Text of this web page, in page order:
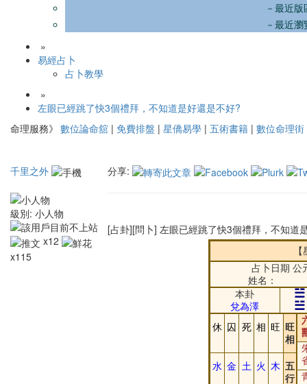
－最近版
－最近瀏
»
易經占卜
占卜教學
»
左眼已經跳了快3個禮拜，不知道是好還是不好?
命理服務》 數位論命舘 | 免費排盤 | 星僑易學 | 五術書籍 | 數位命理街
千里之外
級別: 小人物
x12
x115
分享:
[占卦][問卜] 左眼已經跳了快3個禮拜，不知道
占卜日期 公
姓名：
本卦
兌為澤
☱
☱
旺
相
旺
相
死
囚
休
五
行
木
火
土
金
水